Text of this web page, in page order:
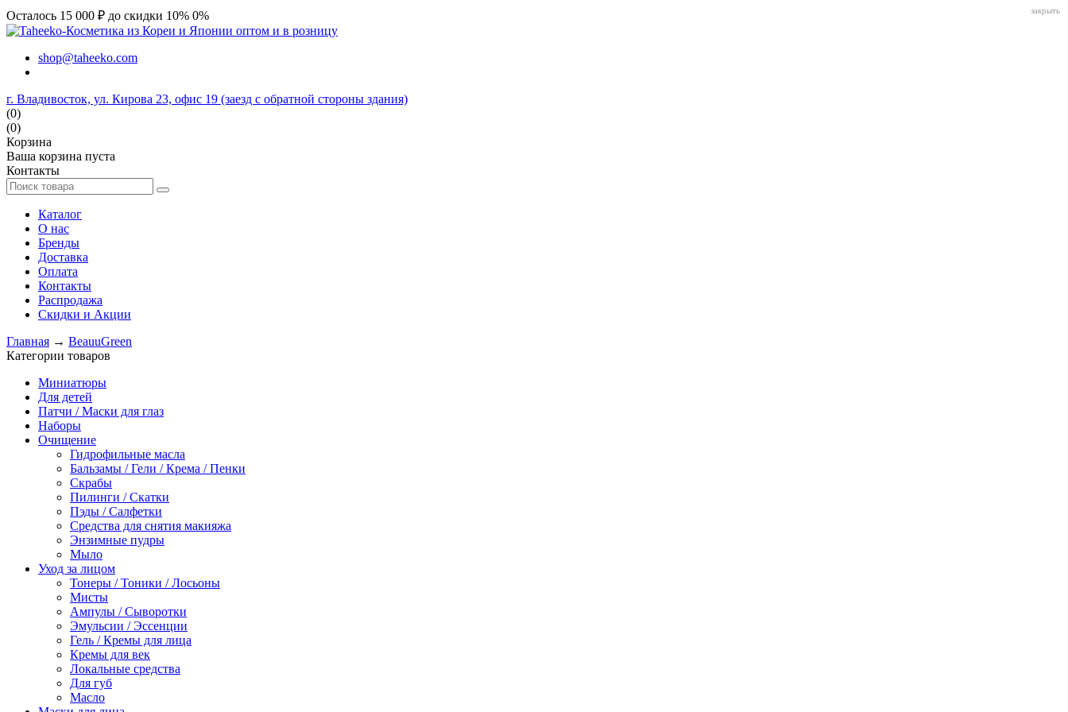
Осталось 15 000 ₽ до скидки 10% 0%
shop@taheeko.com
г. Владивосток, ул. Кирова 23, офис 19 (заезд с обратной стороны здания)
(0)
(0)
Корзина
Ваша корзина пуста
Контакты
Каталог
О нас
Бренды
Доставка
Оплата
Контакты
Распродажа
Скидки и Акции
Главная → BeauuGreen
Категории товаров
Миниатюры
Для детей
Патчи / Маски для глаз
Наборы
Очищение
Гидрофильные масла
Бальзамы / Гели / Крема / Пенки
Скрабы
Пилинги / Скатки
Пэды / Салфетки
Средства для снятия макияжа
Энзимные пудры
Мыло
Уход за лицом
Тонеры / Тоники / Лосьоны
Мисты
Ампулы / Сыворотки
Эмульсии / Эссенции
Гель / Кремы для лица
Кремы для век
Локальные средства
Для губ
Масло
закрыть